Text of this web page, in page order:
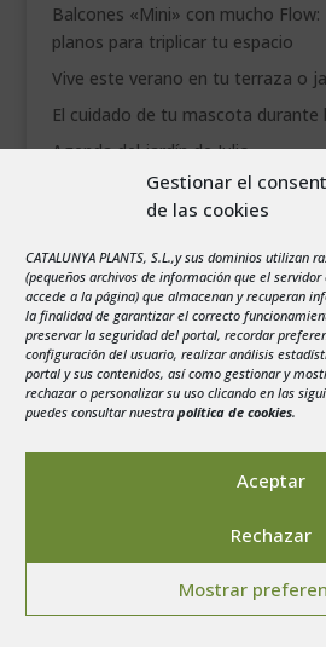
Gestionar el
de las cookies
CATALUNYA PLANTS, S.L.,y sus dominios utilizan
(pequeños archivos de información que el
accede a la página) que almacenan y recuperan
la finalidad de garantizar el correcto
preservar la seguridad del portal, recordar
configuración del usuario, realizar análisis
portal y sus contenidos, así como gestionar y
rechazar o personalizar su uso clicando en las
puedes consultar nuestra política de cookies.
Aceptar
Rechazar
Mostrar
Balcones «Mini» con mucho
planos para triplicar tu espacio
Vive este verano en tu terraza o
El cuidado de tu mascota durante
Agenda del jardín de Julio
agosto 2026
3
4 5 6 7
10
11 12 13 14
17
18 19 20 21
24
25 26 27
31